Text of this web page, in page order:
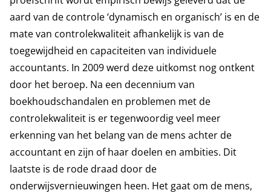
aard van de controle ‘dynamisch en organisch’ is en de
mate van controlekwaliteit afhankelijk is van de
toegewijdheid en capaciteiten van individuele
accountants. In 2009 werd deze uitkomst nog ontkent
door het beroep. Na een decennium van
boekhoudschandalen en problemen met de
controlekwaliteit is er tegenwoordig veel meer
erkenning van het belang van de mens achter de
accountant en zijn of haar doelen en ambities. Dit
laatste is de rode draad door de
onderwijsvernieuwingen heen. Het gaat om de mens,